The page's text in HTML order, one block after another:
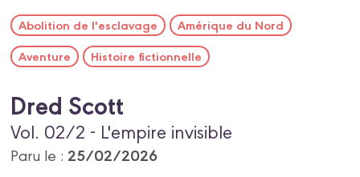
Abolition de l'esclavage
Amérique du Nord
Aventure
Histoire fictionnelle
Dred Scott
Vol. 02/2 - L'empire invisible
Paru le : 25/02/2026